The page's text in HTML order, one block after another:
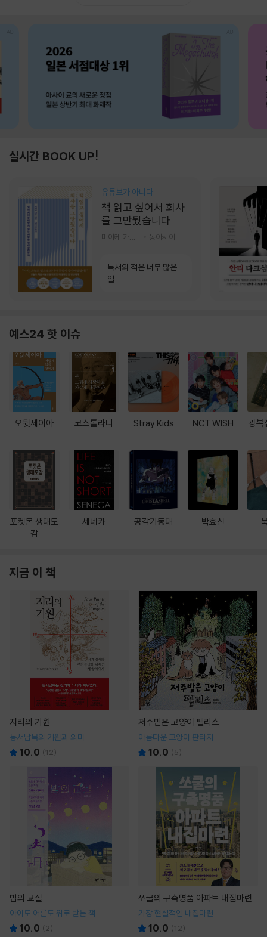
실시간 BOOK UP!
유튜브가 아니다
책 읽고 싶어서 회사
를 그만뒀습니다
동아시아
독서의 적은 너무 많은
일
예스24 핫 이슈
오뒷세이아
포켓몬 생태도
감
코스톨라니
세네카
Stray Kids
공각기동대
NCT WISH
박효신
광복
지금 이 책
지리의 기원
동서남북의 기원과 의미
10.0 (12)
저주받은 고양이 펠리스
아름다운 고양이 판타지
10.0 (5)
밤의 교실
아이도 어른도 위로 받는 책
10.0 ( 2)
쏘쿨의 구축명품 아파트 내집마련
가장 현실적인 내집마련
10.0 (12)